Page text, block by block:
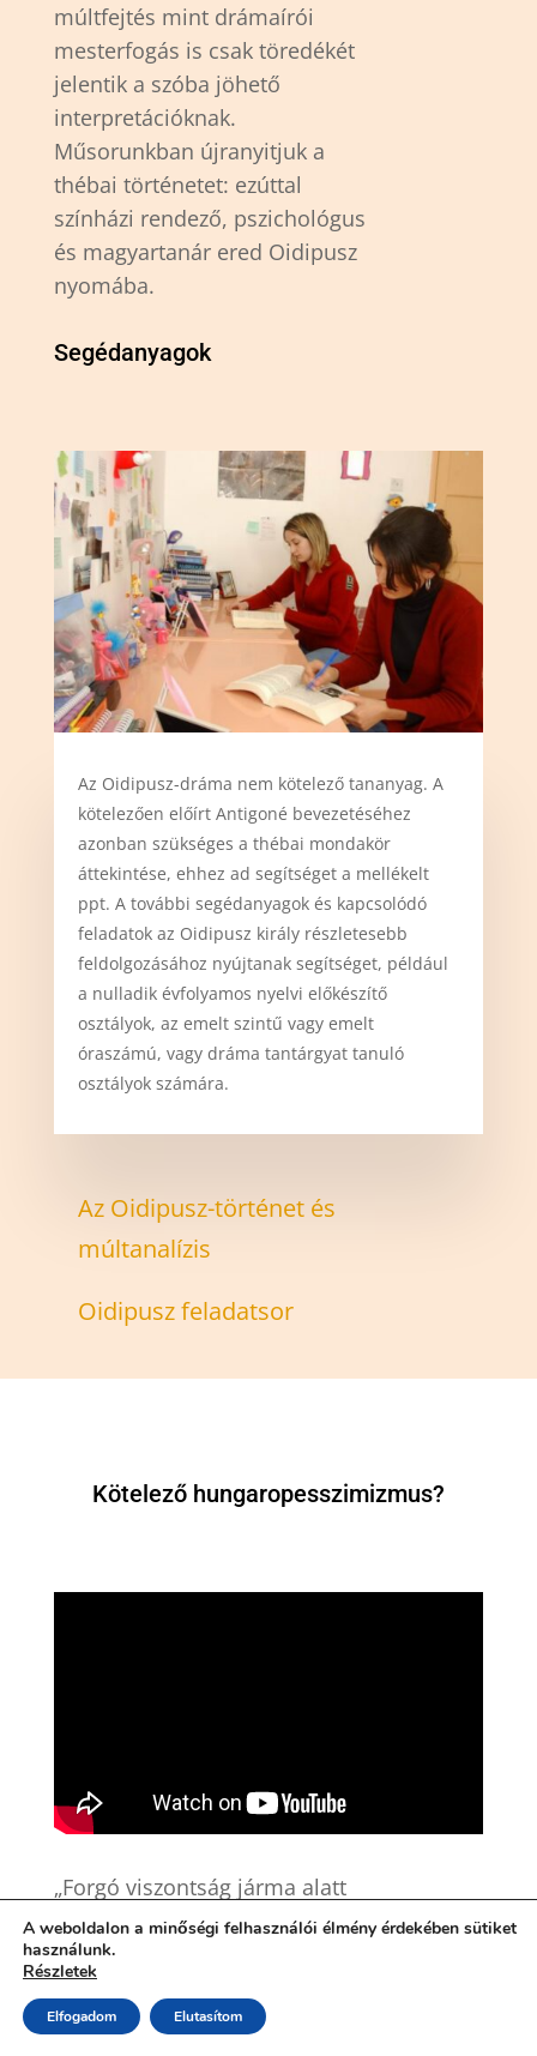
múltfejtés mint drámaírói
mesterfogás is csak töredékét
jelentik a szóba jöhető
interpretációknak.
Műsorunkban újranyitjuk a
thébai történetet: ezúttal
színházi rendező, pszichológus
és magyartanár ered Oidipusz
nyomába.
Segédanyagok
Az Oidipusz-dráma nem kötelező tananyag. A
kötelezően előírt Antigoné bevezetéséhez
azonban szükséges a thébai mondakör
áttekintése, ehhez ad segítséget a mellékelt
ppt. A további segédanyagok és kapcsolódó
feladatok az Oidipusz király részletesebb
feldolgozásához nyújtanak segítséget, például
a nulladik évfolyamos nyelvi előkészítő
osztályok, az emelt szintű vagy emelt
óraszámú, vagy dráma tantárgyat tanuló
osztályok számára.
Az Oidipusz-történet és
múltanalízis
Oidipusz feladatsor
Kötelező hungaropesszimizmus?
„Forgó viszontság járma alatt
nyögünk” – írja Berzsenyi. S
nem csupán ő, hanem költőink
színe-java: mintha a
hungaropesszimizmus kötelező
A weboldalon a minőségi felhasználói élmény érdekében sütiket
használunk.
Részletek
Elfogadom Elutasítom